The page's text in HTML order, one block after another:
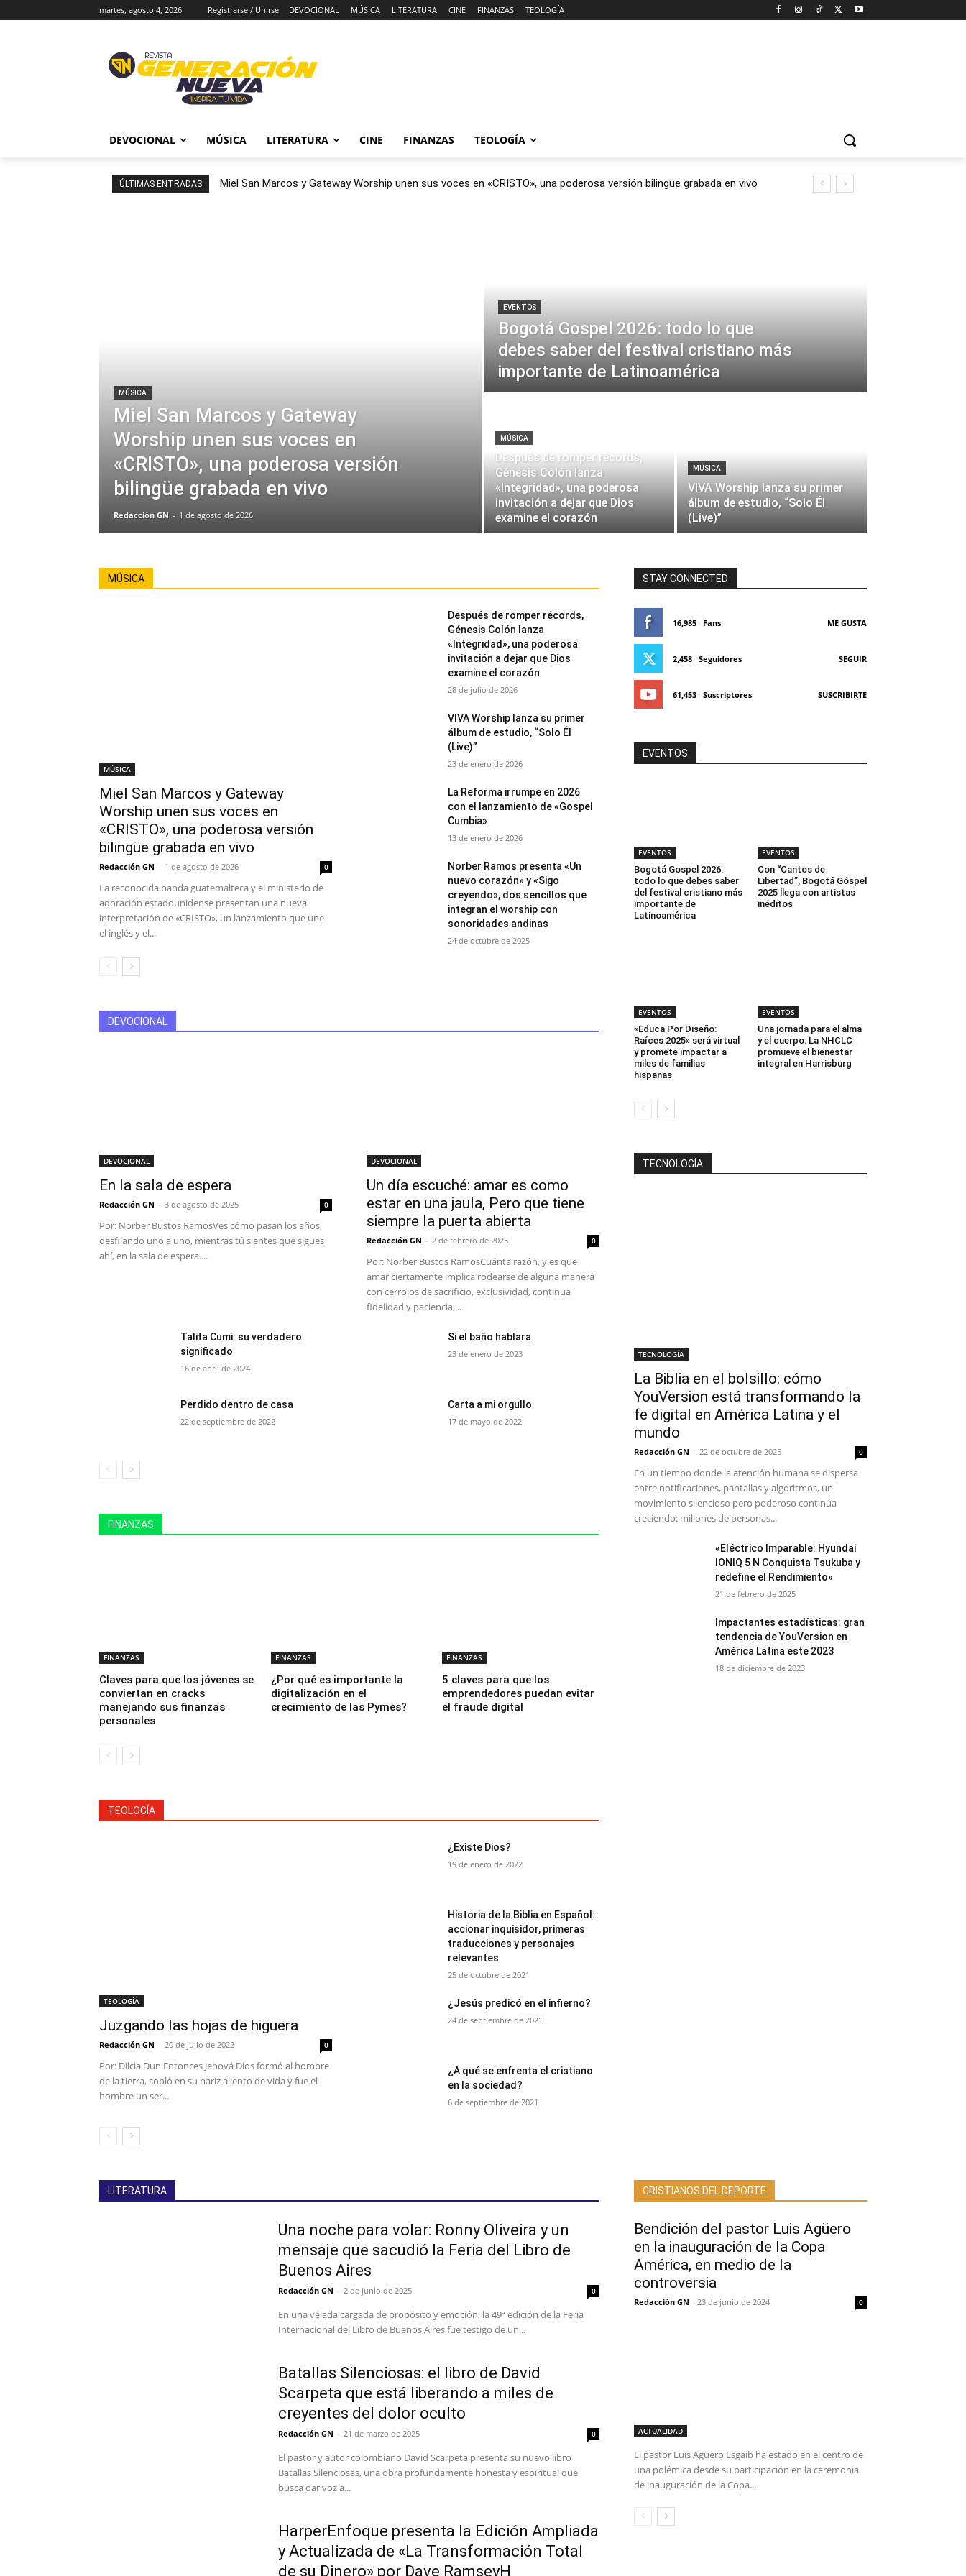
martes, agosto 4, 2026 Registrarse / Unirse DEVOCIONAL MÚSICA LITERATURA CINE FINANZAS TEOLOGÍA
DEVOCIONAL MÚSICA LITERATURA CINE FINANZAS TEOLOGÍA
ÚLTIMAS ENTRADAS Miel San Marcos y Gateway Worship unen sus voces en «CRISTO», una poderosa versión bilingüe grabada en vivo
MÚSICA
Miel San Marcos y Gateway
Worship unen sus voces en
«CRISTO», una poderosa versión
bilingüe grabada en vivo
Redacción GN - 1 de agosto de 2026
EVENTOS
Bogotá Gospel 2026: todo lo que
debes saber del festival cristiano más
importante de Latinoamérica
MÚSICA
Después de romper récords,
Génesis Colón lanza
«Integridad», una poderosa
invitación a dejar que Dios
examine el corazón
MÚSICA
VIVA Worship lanza su primer
álbum de estudio, “Solo Él
(Live)”
MÚSICA
MÚSICA
Miel San Marcos y Gateway
Worship unen sus voces en
«CRISTO», una poderosa versión
bilingüe grabada en vivo
Redacción GN - 1 de agosto de 2026 0
La reconocida banda guatemalteca y el ministerio de
adoración estadounidense presentan una nueva
interpretación de «CRISTO», un lanzamiento que une
el inglés y el...
Después de romper récords,
Génesis Colón lanza
«Integridad», una poderosa
invitación a dejar que Dios
examine el corazón
28 de julio de 2026
VIVA Worship lanza su primer
álbum de estudio, “Solo Él
(Live)”
23 de enero de 2026
La Reforma irrumpe en 2026
con el lanzamiento de «Gospel
Cumbia»
13 de enero de 2026
Norber Ramos presenta «Un
nuevo corazón» y «Sigo
creyendo», dos sencillos que
integran el worship con
sonoridades andinas
24 de octubre de 2025
DEVOCIONAL
DEVOCIONAL
En la sala de espera
Redacción GN - 3 de agosto de 2025 0
Por: Norber Bustos RamosVes cómo pasan los años,
desfilando uno a uno, mientras tú sientes que sigues
ahí, en la sala de espera....
DEVOCIONAL
Un día escuché: amar es como
estar en una jaula, Pero que tiene
siempre la puerta abierta
Redacción GN - 2 de febrero de 2025 0
Por: Norber Bustos RamosCuánta razón, y es que
amar ciertamente implica rodearse de alguna manera
con cerrojos de sacrificio, exclusividad, continua
fidelidad y paciencia,...
Talita Cumi: su verdadero
significado
16 de abril de 2024
Si el baño hablara
23 de enero de 2023
Perdido dentro de casa
22 de septiembre de 2022
Carta a mi orgullo
17 de mayo de 2022
FINANZAS
FINANZAS
Claves para que los jóvenes se
conviertan en cracks
manejando sus finanzas
personales
FINANZAS
¿Por qué es importante la
digitalización en el
crecimiento de las Pymes?
FINANZAS
5 claves para que los
emprendedores puedan evitar
el fraude digital
TEOLOGÍA
TEOLOGÍA
Juzgando las hojas de higuera
Redacción GN - 20 de julio de 2022 0
Por: Dilcia Dun.Entonces Jehová Dios formó al hombre
de la tierra, sopló en su nariz aliento de vida y fue el
hombre un ser...
¿Existe Dios?
19 de enero de 2022
Historia de la Biblia en Español:
accionar inquisidor, primeras
traducciones y personajes
relevantes
25 de octubre de 2021
¿Jesús predicó en el infierno?
24 de septiembre de 2021
¿A qué se enfrenta el cristiano
en la sociedad?
6 de septiembre de 2021
STAY CONNECTED
16,985 Fans ME GUSTA
2,458 Seguidores SEGUIR
61,453 Suscriptores SUSCRIBIRTE
EVENTOS
EVENTOS
Bogotá Gospel 2026:
todo lo que debes saber
del festival cristiano más
importante de
Latinoamérica
EVENTOS
Con “Cantos de
Libertad”, Bogotá Góspel
2025 llega con artistas
inéditos
EVENTOS
«Educa Por Diseño:
Raíces 2025» será virtual
y promete impactar a
miles de familias
hispanas
EVENTOS
Una jornada para el alma
y el cuerpo: La NHCLC
promueve el bienestar
integral en Harrisburg
TECNOLOGÍA
TECNOLOGÍA
La Biblia en el bolsillo: cómo
YouVersion está transformando la
fe digital en América Latina y el
mundo
Redacción GN - 22 de octubre de 2025 0
En un tiempo donde la atención humana se dispersa
entre notificaciones, pantallas y algoritmos, un
movimiento silencioso pero poderoso continúa
creciendo: millones de personas...
«Eléctrico Imparable: Hyundai
IONIQ 5 N Conquista Tsukuba y
redefine el Rendimiento»
21 de febrero de 2025
Impactantes estadísticas: gran
tendencia de YouVersion en
América Latina este 2023
18 de diciembre de 2023
LITERATURA
Una noche para volar: Ronny Oliveira y un
mensaje que sacudió la Feria del Libro de
Buenos Aires
Redacción GN - 2 de junio de 2025 0
En una velada cargada de propósito y emoción, la 49ª edición de la Feria
Internacional del Libro de Buenos Aires fue testigo de un...
Batallas Silenciosas: el libro de David
Scarpeta que está liberando a miles de
creyentes del dolor oculto
Redacción GN - 21 de marzo de 2025 0
El pastor y autor colombiano David Scarpeta presenta su nuevo libro
Batallas Silenciosas, una obra profundamente honesta y espiritual que
busca dar voz a...
HarperEnfoque presenta la Edición Ampliada
y Actualizada de «La Transformación Total
de su Dinero» por Dave RamseyH
CRISTIANOS DEL DEPORTE
Bendición del pastor Luis Agüero
en la inauguración de la Copa
América, en medio de la
controversia
Redacción GN - 23 de junio de 2024 0
ACTUALIDAD
El pastor Luis Agüero Esgaib ha estado en el centro de
una polémica desde su participación en la ceremonia
de inauguración de la Copa...